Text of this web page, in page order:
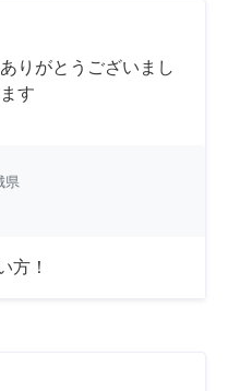
りがとうございまし
す
県
方！